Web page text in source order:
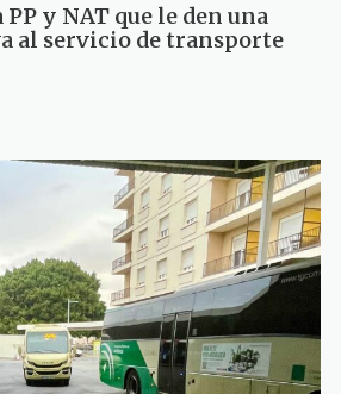
PP y NAT que le den una
al servicio de transporte